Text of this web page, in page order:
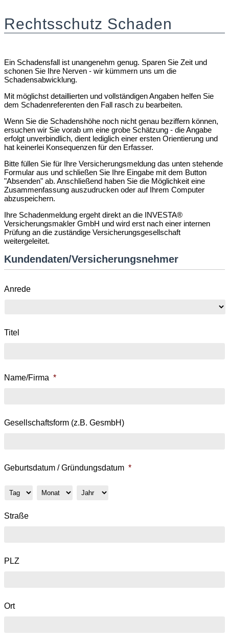
Rechtsschutz Schaden
Ein Schadensfall ist unangenehm genug. Sparen Sie Zeit und
schonen Sie Ihre Nerven - wir kümmern uns um die
Schadensabwicklung.
Mit möglichst detaillierten und vollständigen Angaben helfen Sie
dem Schadenreferenten den Fall rasch zu bearbeiten.
Wenn Sie die Schadenshöhe noch nicht genau beziffern können,
ersuchen wir Sie vorab um eine grobe Schätzung - die Angabe
erfolgt unverbindlich, dient lediglich einer ersten Orientierung und
hat keinerlei Konsequenzen für den Erfasser.
Bitte füllen Sie für Ihre Versicherungsmeldung das unten stehende
Formular aus und schließen Sie Ihre Eingabe mit dem Button
"Absenden" ab. Anschließend haben Sie die Möglichkeit eine
Zusammenfassung auszudrucken oder auf Ihrem Computer
abzuspeichern.
Ihre Schadenmeldung ergeht direkt an die INVESTA®
Versicherungsmakler GmbH und wird erst nach einer internen
Prüfung an die zuständige Versicherungsgesellschaft
weitergeleitet.
Kundendaten/Versicherungsnehmer
Anrede
Titel
Name/Firma *
Gesellschaftsform (z.B. GesmbH)
Geburtsdatum / Gründungsdatum *
Tag Monat Jahr
Straße
PLZ
Ort